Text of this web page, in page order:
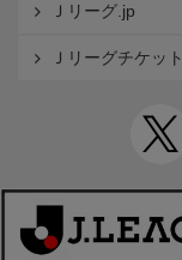
Ｊリーグ.jp
Ｊリーグチケット